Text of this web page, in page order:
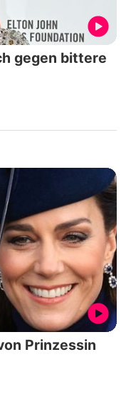
gegen bittere
Prinzessin